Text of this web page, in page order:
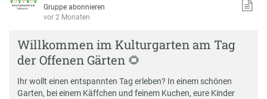
Gruppe abonnieren
vor 2 Monaten
Willkommen im Kulturgarten am Tag
der Offenen Gärten 🌻
Ihr wollt einen entspannten Tag erleben? In einem schönen
Garten, bei einem Käffchen und feinem Kuchen, eure Kinder